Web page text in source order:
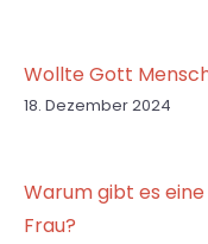
Wollte Gott
18. Dezember 2024
Warum gibt es
Frau?